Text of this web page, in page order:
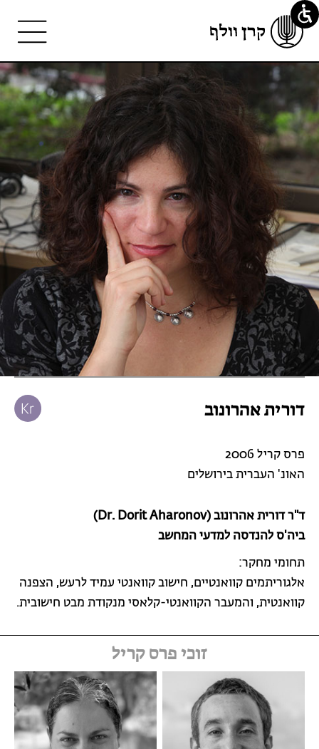
דורית אהרונוב
פרס קריל 2006
האונ' העברית בירושלים
ד"ר דורית אהרונוב (Dr. Dorit Aharonov)
ביה'ס להנדסה למדעי המחשב
תחומי מחקר:
אלגוריתמים קוואנטיים, חישוב קוואנטי עמיד לרעש, הצפנה
קוואנטית, והמעבר הקוואנטי-קלאסי מנקודת מבט חישובית.
זוכי פרס קריל